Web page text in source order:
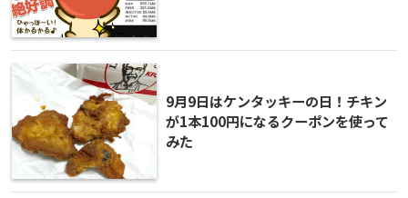
9月9日はケンタッキーの日！チキン
が1本100円になるクーポンを使って
みた